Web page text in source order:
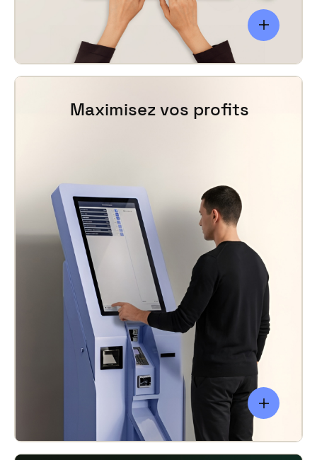
Maximisez vos profits